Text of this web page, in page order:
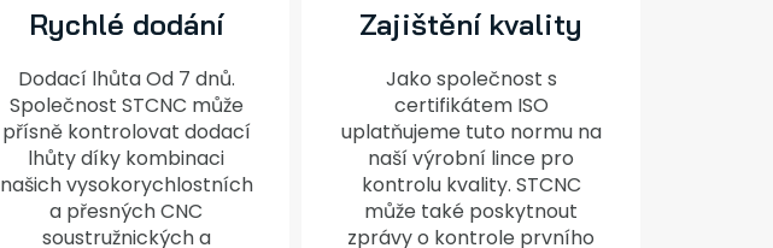
Rychlé dodání
Dodací lhůta Od 7 dnů.
Společnost STCNC může
přísně kontrolovat dodací
lhůty díky kombinaci
našich vysokorychlostních
a přesných CNC
soustružnických a
Zajištění kvality
Jako společnost s
certifikátem ISO
uplatňujeme tuto normu na
naší výrobní lince pro
kontrolu kvality. STCNC
může také poskytnout
zprávy o kontrole prvního